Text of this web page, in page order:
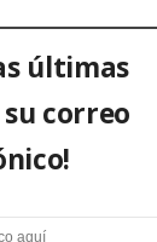
últimas
correo